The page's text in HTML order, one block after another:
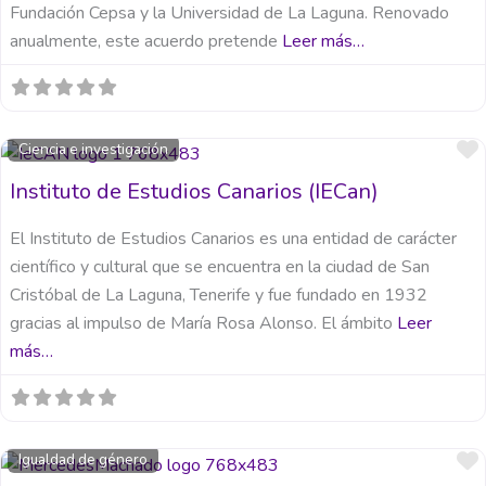
Fundación Cepsa y la Universidad de La Laguna. Renovado
anualmente, este acuerdo pretende Leer más…
Ciencia e investigación
Instituto de Estudios Canarios (IECan)
El Instituto de Estudios Canarios es una entidad de carácter
científico y cultural que se encuentra en la ciudad de San
Cristóbal de La Laguna, Tenerife y fue fundado en 1932
gracias al impulso de María Rosa Alonso. El ámbito Leer
más…
Igualdad de género